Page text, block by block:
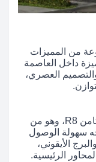
من المميزات
داخل العاصمة
العصري،
يقع المشروع داخل الحي السكني الثامن R8، وهو من
سهولة الوصول
الأيقوني،
الرئيسية.